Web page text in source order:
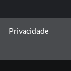
Privacidade